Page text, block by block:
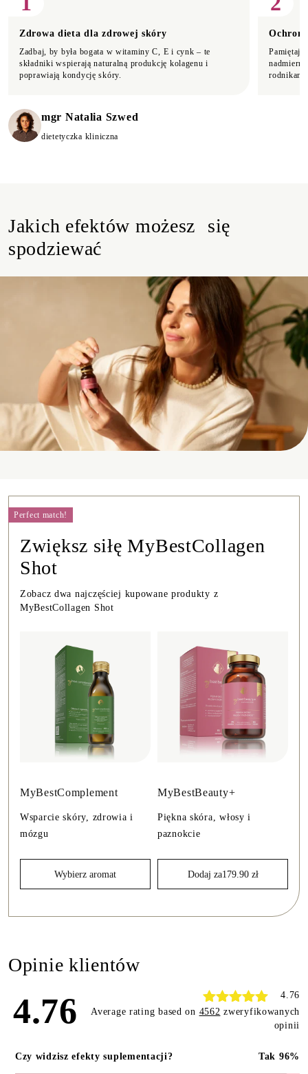
Zdrowa dieta dla zdrowej skóry
Zadbaj, by była bogata w witaminy C, E i cynk – te
składniki wspierają naturalną produkcję kolagenu i
poprawiają kondycję skóry.
Pamiętaj
mgr Natalia Szwed
dietetyczka kliniczna
Jakich efektów możesz się
spodziewać
Zwiększ siłę MyBestCollagen
Shot
Zobacz dwa najczęściej kupowane produkty z
MyBestCollagen Shot
Perfect match!
MyBestComplement
Wsparcie skóry, zdrowia i
mózgu
Wybierz aromat
MyBestBeauty+
Piękna skóra, włosy i
paznokcie
Dodaj za179.90 zł
Opinie klientów
4.76
4.76
Average rating based on 4562 zweryfikowanych
opinii
Czy widzisz efekty suplementacji? Tak 96%